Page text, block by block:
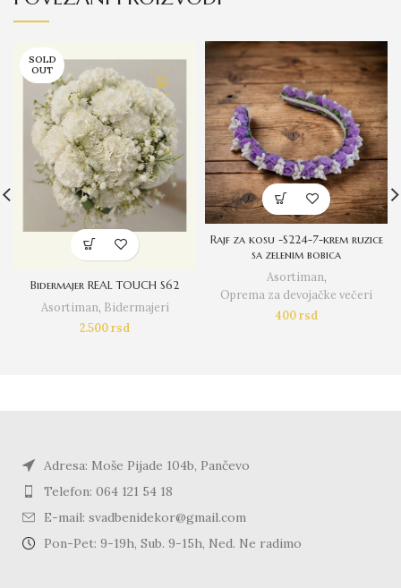
SOLD
OUT
Bidermajer REAL TOUCH S62
Asortiman, Bidermajeri
2.500rsd
Rajf za kosu -S224-7-krem ruzice
sa zelenim bobica
Asortiman,
Oprema za devojačke večeri
400rsd
Adresa: Moše Pijade 104b, Pančevo
Telefon: 064 121 54 18
E-mail: svadbenidekor@gmail.com
Pon-Pet: 9-19h, Sub. 9-15h, Ned. Ne radimo